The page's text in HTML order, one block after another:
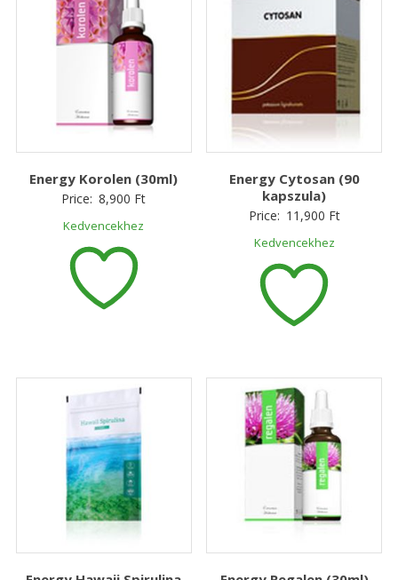
Energy Korolen (30ml)
Price: 8,900 Ft
Kedvencekhez
Energy Cytosan (90
kapszula)
Price: 11,900 Ft
Kedvencekhez